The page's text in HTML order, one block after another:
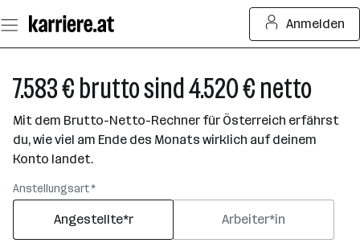
Seiteninhalt
springen
Anmelden
7.583 € brutto sind 4.520 € netto
Mit dem Brutto-Netto-Rechner für Österreich erfährst
du, wie viel am Ende des Monats wirklich auf deinem
Konto landet.
Anstellungsart *
Angestellte*r Arbeiter*in